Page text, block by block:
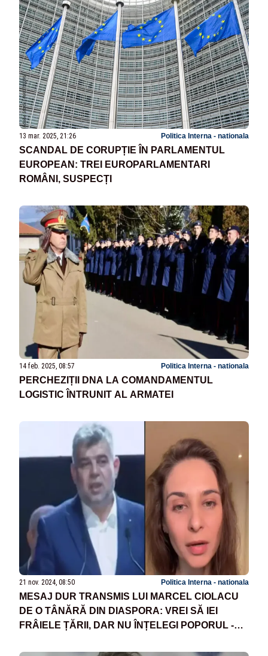
13 mar. 2025, 21:26 Politica Interna - nationala
SCANDAL DE CORUPȚIE ÎN PARLAMENTUL
EUROPEAN: TREI EUROPARLAMENTARI
ROMÂNI, SUSPECȚI
14 feb. 2025, 08:57 Politica Interna - nationala
PERCHEZIȚII DNA LA COMANDAMENTUL
LOGISTIC ÎNTRUNIT AL ARMATEI
21 nov. 2024, 08:50 Politica Interna - nationala
MESAJ DUR TRANSMIS LUI MARCEL CIOLACU
DE O TÂNĂRĂ DIN DIASPORA: VREI SĂ IEI
FRÂIELE ȚĂRII, DAR NU ÎNȚELEGI POPORUL -